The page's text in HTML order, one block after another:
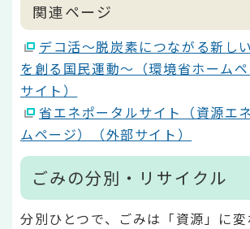
関連ページ
デコ活～脱炭素につながる新し
を創る国民運動～（環境省ホーム
サイト）
省エネポータルサイト（資源エ
ムページ）（外部サイト）
ごみの分別・リサイクル
分別ひとつで、ごみは「資源」に変